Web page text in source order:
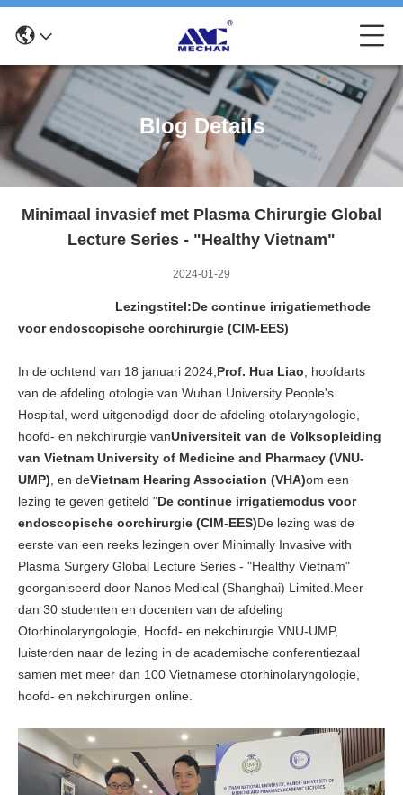
Blog Details
Minimaal invasief met Plasma Chirurgie Global
Lecture Series - "Healthy Vietnam"
2024-01-29
Lezingstitel:De continue irrigatiemethode
voor endoscopische oorchirurgie (CIM-EES)
In de ochtend van 18 januari 2024, Prof. Hua Liao , hoofdarts
van de afdeling otologie van Wuhan University People's
Hospital, werd uitgenodigd door de afdeling otolaryngologie,
hoofd- en nekchirurgie vanUniversiteit van de Volksopleiding
van Vietnam University of Medicine and Pharmacy (VNU-
UMP) , en deVietnam Hearing Association (VHA)om een
lezing te geven getiteld "De continue irrigatiemodus voor
endoscopische oorchirurgie (CIM-EES)De lezing was de
eerste van een reeks lezingen over Minimally Invasive with
Plasma Surgery Global Lecture Series - "Healthy Vietnam"
georganiseerd door Nanos Medical (Shanghai) Limited.Meer
dan 30 studenten en docenten van de afdeling
Otorhinolaryngologie, Hoofd- en nekchirurgie VNU-UMP,
luisterden naar de lezing in de academische conferentiezaal
samen met meer dan 100 Vietnamese otorhinolaryngologie,
hoofd- en nekchirurgen online.